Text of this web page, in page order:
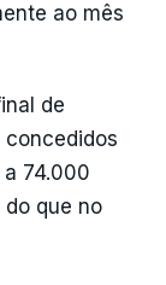
ao mês
de
concedidos
74.000
do que no